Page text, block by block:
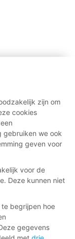
zijn om
cookies
gebruiken we ook
geven voor
voor de
Deze kunnen niet
te begrijpen hoe
gegevens